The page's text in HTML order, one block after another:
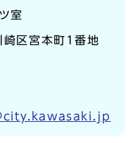
室
区宮本町1番地